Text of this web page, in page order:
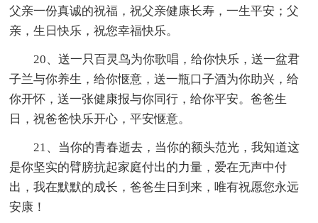
父亲一份真诚的祝福，祝父亲健康长寿，一生平安；父
亲，生日快乐，祝您幸福快乐。
20、送一只百灵鸟为你歌唱，给你快乐，送一盆君
子兰与你养生，给你惬意，送一瓶口子酒为你助兴，给
你开怀，送一张健康报与你同行，给你平安。爸爸生
日，祝爸爸快乐开心，平安惬意。
21、当你的青春逝去，当你的额头范光，我知道这
是你坚实的臂膀抗起家庭付出的力量，爱在无声中付
出，我在默默的成长，爸爸生日到来，唯有祝愿您永远
安康！